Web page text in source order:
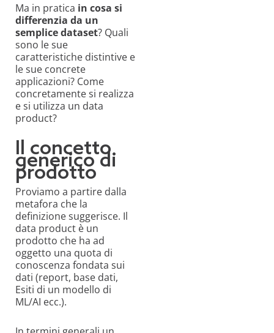
Ma in pratica in cosa si
differenzia da un
semplice dataset? Quali
sono le sue
caratteristiche distintive e
le sue concrete
applicazioni? Come
concretamente si realizza
e si utilizza un data
product?
Il concetto
generico di
prodotto
Proviamo a partire dalla
metafora che la
definizione suggerisce. Il
data product è un
prodotto che ha ad
oggetto una quota di
conoscenza fondata sui
dati (report, base dati,
Esiti di un modello di
ML/AI ecc.).